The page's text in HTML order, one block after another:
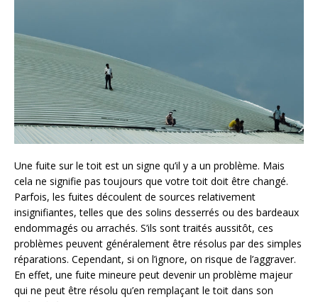
Une fuite sur le toit est un signe qu’il y a un problème. Mais
cela ne signifie pas toujours que votre toit doit être changé.
Parfois, les fuites découlent de sources relativement
insignifiantes, telles que des solins desserrés ou des bardeaux
endommagés ou arrachés. S’ils sont traités aussitôt, ces
problèmes peuvent généralement être résolus par des simples
réparations. Cependant, si on l’ignore, on risque de l’aggraver.
En effet, une fuite mineure peut devenir un problème majeur
qui ne peut être résolu qu’en remplaçant le toit dans son